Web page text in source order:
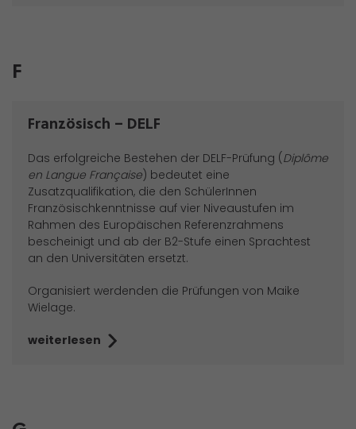
F
Französisch – DELF
Das erfolgreiche Bestehen der DELF-Prüfung (Diplôme
en Langue Française) bedeutet eine
Zusatzqualifikation, die den SchülerInnen
Französischkenntnisse auf vier Niveaustufen im
Rahmen des Europäischen Referenzrahmens
bescheinigt und ab der B2-Stufe einen Sprachtest
an den Universitäten ersetzt.
Organisiert werdenden die Prüfungen von Maike
Wielage.
weiterlesen